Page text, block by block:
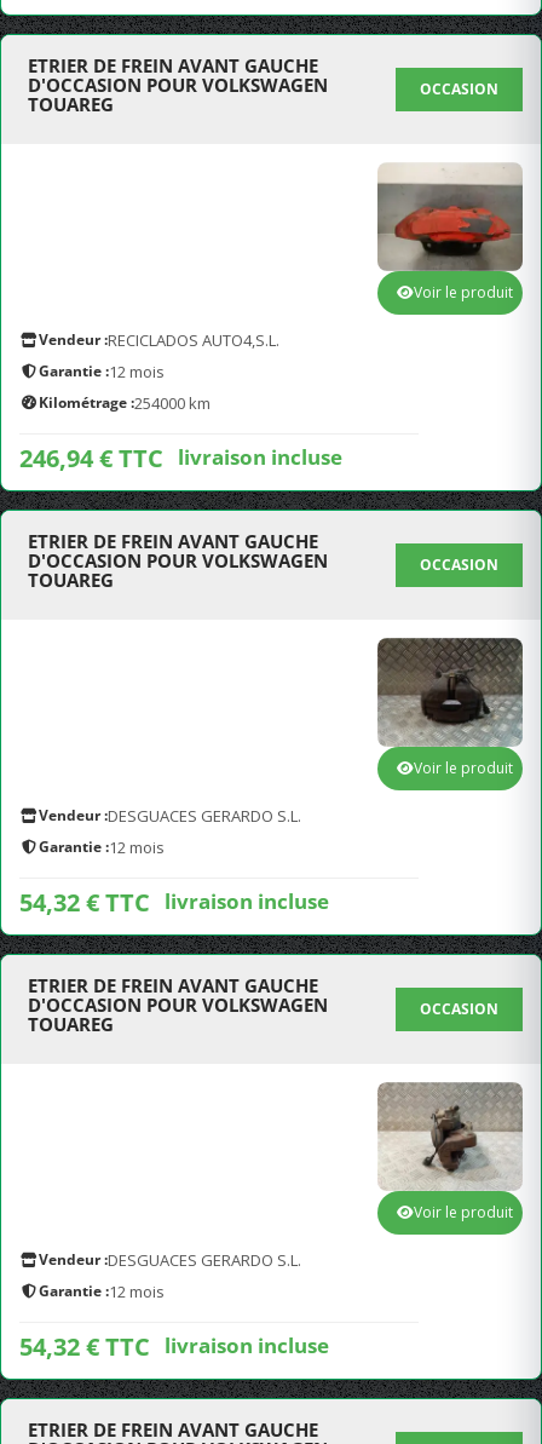
ETRIER DE FREIN AVANT GAUCHE
D'OCCASION POUR VOLKSWAGEN
TOUAREG
OCCASION
Vendeur :RECICLADOS AUTO4,S.L.
Garantie :12 mois
Kilométrage :254000 km
246,94 € TTC livraison incluse
Voir le produit
ETRIER DE FREIN AVANT GAUCHE
D'OCCASION POUR VOLKSWAGEN
TOUAREG
OCCASION
Vendeur :DESGUACES GERARDO S.L.
Garantie :12 mois
54,32 € TTC livraison incluse
Voir le produit
ETRIER DE FREIN AVANT GAUCHE
D'OCCASION POUR VOLKSWAGEN
TOUAREG
OCCASION
Vendeur :DESGUACES GERARDO S.L.
Garantie :12 mois
54,32 € TTC livraison incluse
Voir le produit
ETRIER DE FREIN AVANT GAUCHE